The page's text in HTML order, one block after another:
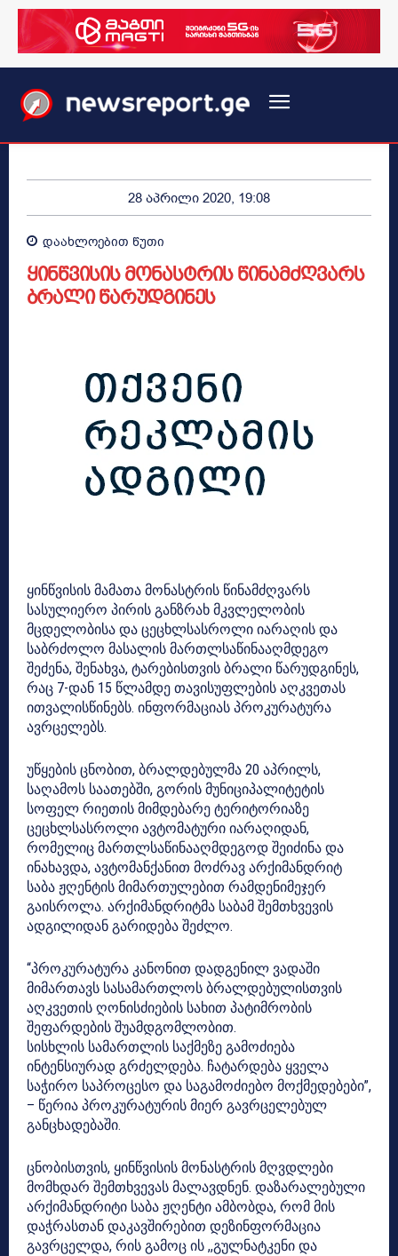
28 აპრილი 2020, 19:08
დაახლოებით წუთი
ყინწვისის მონასტრის წინამძღვარს
ბრალი წარუდგინეს
ყინწვისის მამათა მონასტრის წინამძღვარს
სასულიერო პირის განზრახ მკვლელობის
მცდელობისა და ცეცხლსასროლი იარაღის და
საბრძოლო მასალის მართლსაწინააღმდეგო
შეძენა, შენახვა, ტარებისთვის ბრალი წარუდგინეს,
რაც 7-დან 15 წლამდე თავისუფლების აღკვეთას
ითვალისწინებს. ინფორმაციას პროკურატურა
ავრცელებს.
უწყების ცნობით, ბრალდებულმა 20 აპრილს,
საღამოს საათებში, გორის მუნიციპალიტეტის
სოფელ რიეთის მიმდებარე ტერიტორიაზე
ცეცხლსასროლი ავტომატური იარაღიდან,
რომელიც მართლსაწინააღმდეგოდ შეიძინა და
ინახავდა, ავტომანქანით მოძრავ არქიმანდრიტ
საბა ჟღენტის მიმართულებით რამდენიმეჯერ
გაისროლა. არქიმანდრიტმა საბამ შემთხვევის
ადგილიდან გარიდება შეძლო.
“პროკურატურა კანონით დადგენილ ვადაში
მიმართავს სასამართლოს ბრალდებულისთვის
აღკვეთის ღონისძიების სახით პატიმრობის
შეფარდების შუამდგომლობით.
სისხლის სამართლის საქმეზე გამოძიება
ინტენსიურად გრძელდება. ჩატარდება ყველა
საჭირო საპროცესო და საგამოძიებო მოქმედებები”,
– წერია პროკურატურის მიერ გავრცელებულ
განცხადებაში.
ცნობისთვის, ყინწვისის მონასტრის მღვდლები
მომხდარ შემთხვევას მალავდნენ. დაზარალებული
არქიმანდრიტი საბა ჟღენტი ამბობდა, რომ მის
დაჭრასთან დაკავშირებით დეზინფორმაცია
გავრცელდა, რის გამოც ის ,,გულნატკენი და